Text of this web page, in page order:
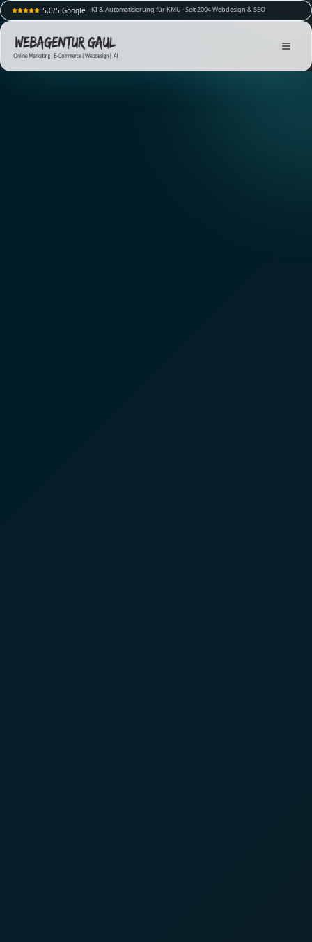
5,0/5 Google KI & Automatisierung für KMU · Seit 2004 Webdesign & SEO